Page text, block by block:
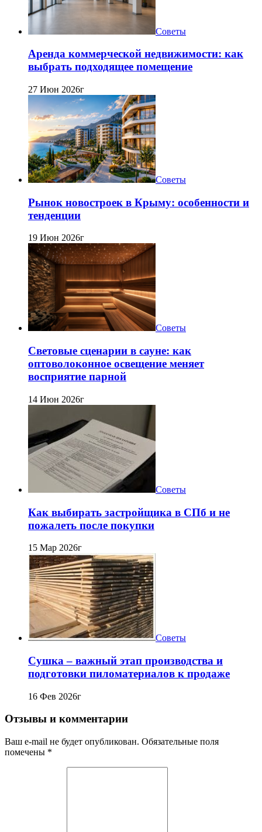
Советы
Аренда коммерческой недвижимости: как
выбрать подходящее помещение
27 Июн 2026г
Советы
Рынок новостроек в Крыму: особенности и
тенденции
19 Июн 2026г
Советы
Световые сценарии в сауне: как
оптоволоконное освещение меняет
восприятие парной
14 Июн 2026г
Советы
Как выбирать застройщика в СПб и не
пожалеть после покупки
15 Мар 2026г
Советы
Сушка – важный этап производства и
подготовки пиломатериалов к продаже
16 Фев 2026г
Отзывы и комментарии
Ваш e-mail не будет опубликован. Обязательные поля
помечены *